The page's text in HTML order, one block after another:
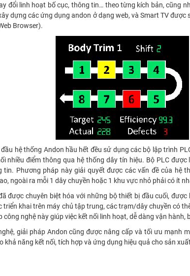
đổi linh hoạt bố cục, thông tin… theo từng kích bản, cũng
dựng các ứng dụng andon ở dạng web, và Smart TV
Browser).
hệ thống Andon hầu hết đều sử dụng các bộ lập trình
nhiều điểm thông qua hệ thống dây tín hiệu. Bộ PLC
tin. Phương pháp này giải quyết được các vấn đề của hệ
ngoài ra mỗi 1 dây chuyền hoặc 1 khu vực nhỏ phải có ít
được chuyên biệt hóa với những bộ thiết bị đầu cuối,
triển khai trên máy chủ tập trung, các trạm/dây chuyền có
công nghệ này giúp việc kết nối linh hoạt, dễ dàng vận
giải pháp Andon cũng được nâng cấp và tối ưu mạnh
khả năng kết nối, tích hợp và ứng dụng hiệu quả cho sản